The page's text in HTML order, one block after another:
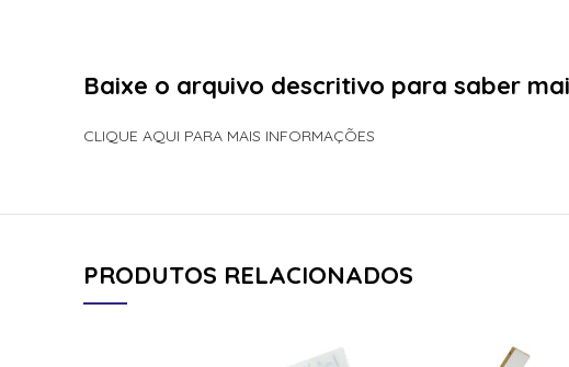
Baixe o arquivo descritivo para saber
CLIQUE AQUI PARA MAIS INFORMAÇÕES
PRODUTOS RELACIONADOS